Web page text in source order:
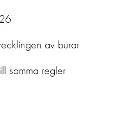
av burar
samma regler